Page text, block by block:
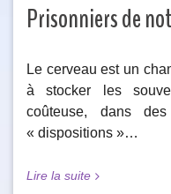
Prisonniers de
Le cerveau est un
à stocker les
coûteuse, dans
« dispositions »…
Lire la suite